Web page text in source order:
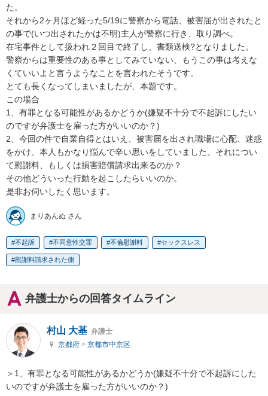
た。
それから2ヶ月ほど経った5/19に警察から電話、被害届が出されたと
の事で(いつ出されたかは不明)主人が警察に行き、取り調べ。
在宅事件として扱われ２回目で終了し、書類送検?となりました。
警察からは重要性のある事としてみていない、もうこの事は考えな
くていいよと言うようなことを言われたそうです。
とても長くなってしまいましたが、本題です。
この場合
1、有罪となる可能性があるかどうか(嫌疑不十分で不起訴にしたい
のですが弁護士を雇った方がいいのか？)
2、今回の件で自業自得とはいえ、被害届を出され職場に心配、迷惑
をかけ、本人もかなり悩んで辛い思いをしていました。それについ
て慰謝料、もしくは損害賠償請求出来るのか？
その他どういった行動を起こしたらいいのか。
是非お伺いしたく思います。
まりあんぬ さん
不起訴 不同意性交罪 不倫慰謝料 セックスレス
慰謝料請求された側
弁護士からの回答タイムライン
村山 大基 弁護士
京都府 > 京都市中京区
＞1、有罪となる可能性があるかどうか(嫌疑不十分で不起訴にした
いのですが弁護士を雇った方がいいのか？)